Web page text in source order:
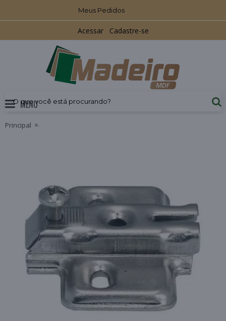
Meus Pedidos
Acessar Cadastre-se
MENU
Principal